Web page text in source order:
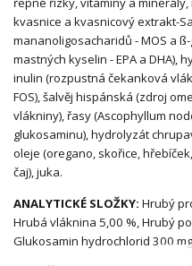
kvasnice a kvasnicový extrakt-
mananoligosacharidů - MOS a
mastných kyselin - EPA a DHA),
inulin (rozpustná čekanková
FOS), šalvěj hispánská (zdroj
vlákniny), řasy (Ascophyllum
glukosaminu), hydrolyzát
oleje (oregano, skořice,
čaj), juka.
ANALYTICKÉ SLOŽKY: Hrubý
Hrubá vláknina 5,00 %, Hrubý
Glukosamin hydrochlorid 300